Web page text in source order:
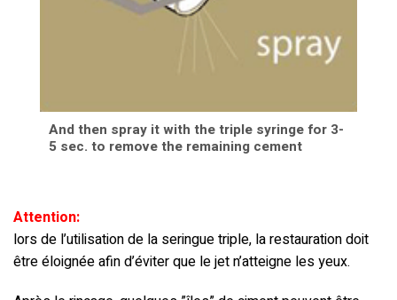
And then spray it with the triple syringe for 3-
5 sec. to remove the remaining cement
Attention:
lors de l’utilisation de la seringue triple, la restauration doit
être éloignée afin d’éviter que le jet n’atteigne les yeux.